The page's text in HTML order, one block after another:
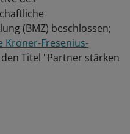
(BMZ) beschlossen;
Kröner-Fresenius-
Titel "Partner stärken